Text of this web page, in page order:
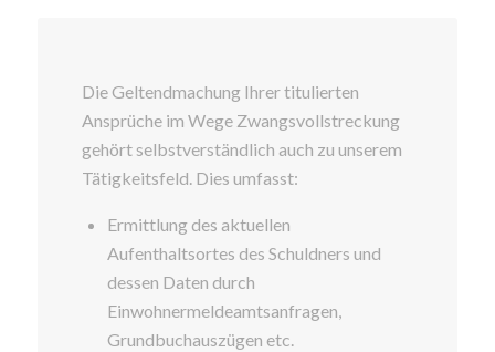
Die Geltendmachung Ihrer titulierten
Ansprüche im Wege Zwangsvollstreckung
gehört selbstverständlich auch zu unserem
Tätigkeitsfeld. Dies umfasst:
Ermittlung des aktuellen
Aufenthaltsortes des Schuldners und
dessen Daten durch
Einwohnermeldeamtsanfragen,
Grundbuchauszügen etc.